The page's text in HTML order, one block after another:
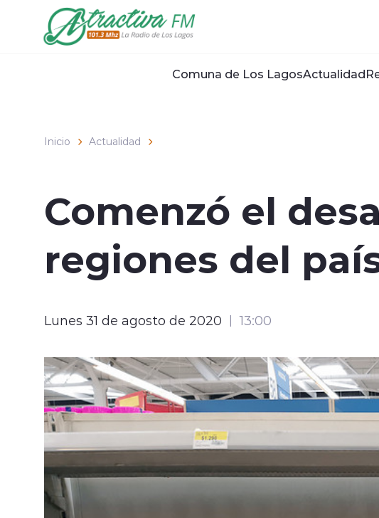
Click acá para ir directamente al contenido
Comuna de Los LagosActualidad
Inicio Actualidad
Comenzó el
regiones del
Lunes 31 de agosto de 2020 13:00